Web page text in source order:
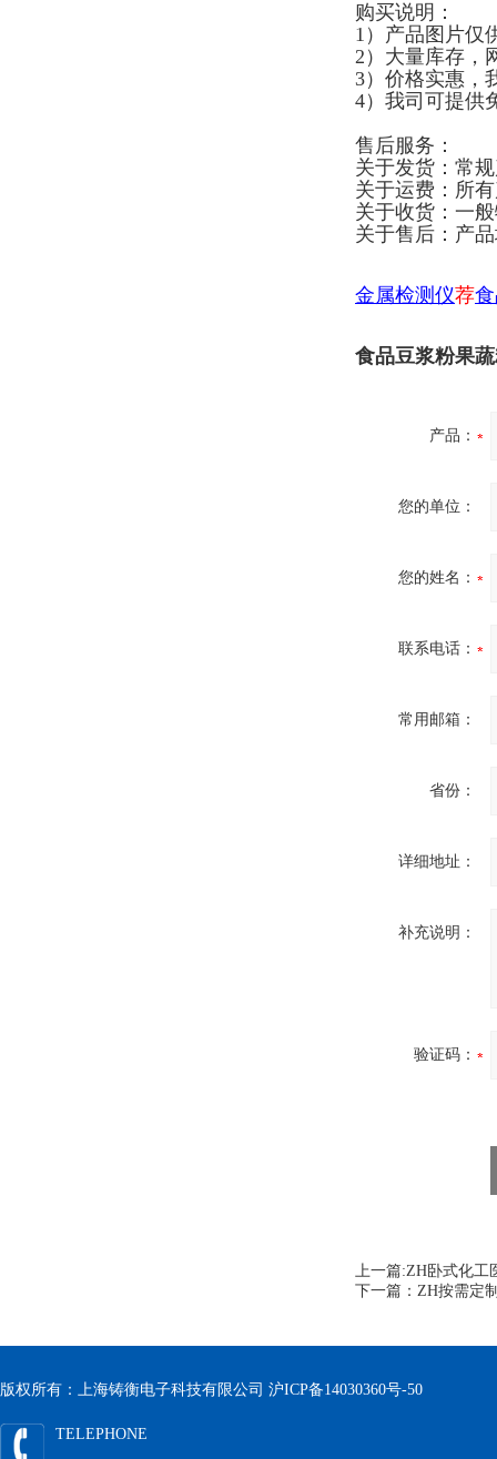
购买说明：
1）产品图片仅
2）大量库存，
3）价格实惠，
4）我司可提供
售后服务：
关于发货：常
关于运费：所
关于收货：一
关于售后：产
金属检测仪荐
食品豆浆粉果
产品：
您的单位：
您的姓名：
联系电话：
常用邮箱：
省份：
详细地址：
补充说明：
验证码：
上一篇:ZH卧式化工
下一篇： ZH按需定
版权所有：上海铸衡电子科技有限公司 沪ICP备14030360号-50
TELEPHONE